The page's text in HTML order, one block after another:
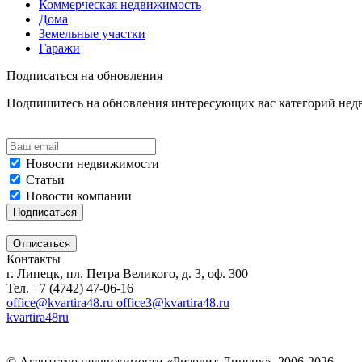
Коммерческая недвижимость
Дома
Земельные участки
Гаражи
Подписаться на обновления
Подпишитесь на обновления интересующих вас категорий
Новости недвижимости
Статьи
Новости компании
Контакты
г. Липецк, пл. Петра Великого, д. 3, оф. 300
Тел. +7 (4742) 47-06-16
office@kvartira48.ru office3@kvartira48.ru
kvartira48ru